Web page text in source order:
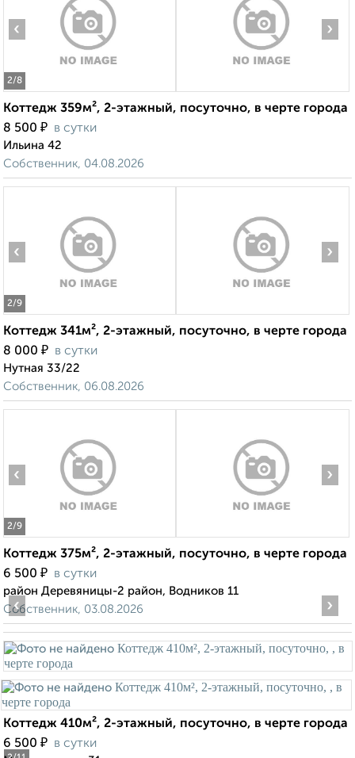
2/8
‹ ›
Коттедж 359м², 2-этажный, посуточно, в черте города
8 500 ₽ в сутки
Ильина 42
Собственник, 04.08.2026
2/9
‹ ›
Коттедж 341м², 2-этажный, посуточно, в черте города
8 000 ₽ в сутки
Нутная 33/22
Собственник, 06.08.2026
2/9
‹ ›
Коттедж 375м², 2-этажный, посуточно, в черте города
6 500 ₽ в сутки
район Деревяницы-2 район, Водников 11
Собственник, 03.08.2026
‹ ›
Коттедж 410м², 2-этажный, посуточно, в черте города
6 500 ₽ в сутки